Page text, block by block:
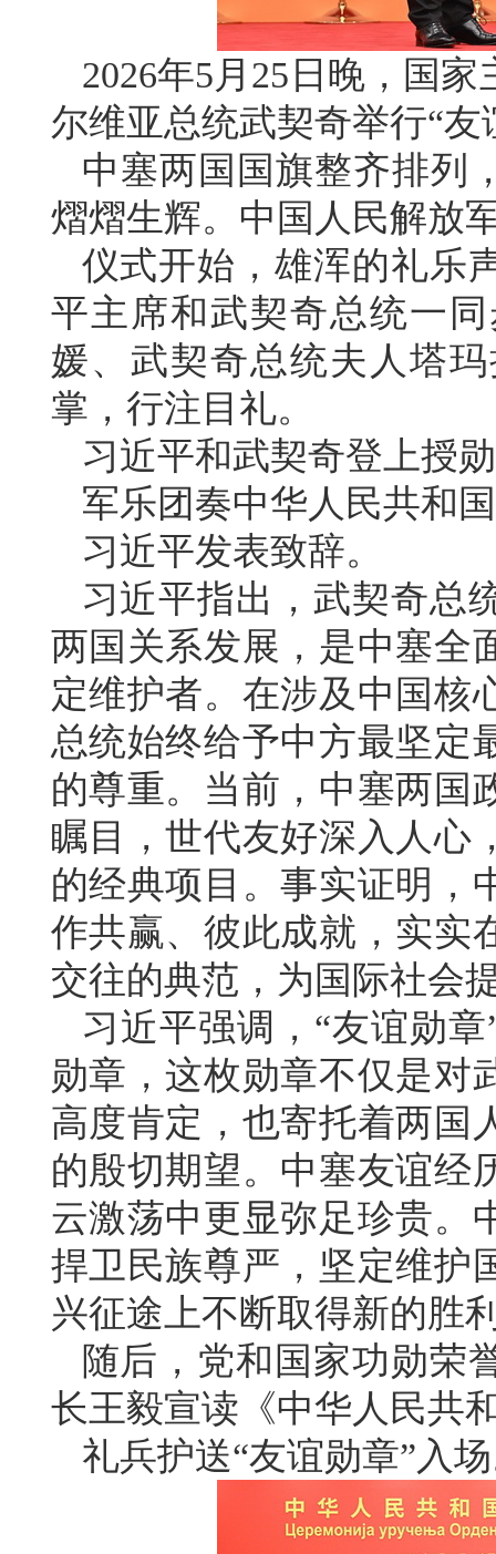
2026年5月25日晚，国
尔维亚总统武契奇举行“
中塞两国国旗整齐排列
熠熠生辉。中国人民解放
仪式开始，雄浑的礼乐
平主席和武契奇总统一
媛、武契奇总统夫人塔
掌，行注目礼。
习近平和武契奇登上授
军乐团奏中华人民共和
习近平发表致辞。
习近平指出，武契奇总
两国关系发展，是中塞全
定维护者。在涉及中国核
总统始终给予中方最坚定
的尊重。当前，中塞两国
瞩目，世代友好深入人心
的经典项目。事实证明，
作共赢、彼此成就，实实
交往的典范，为国际社会
习近平强调，“友谊勋
勋章，这枚勋章不仅是对
高度肯定，也寄托着两国
的殷切期望。中塞友谊经
云激荡中更显弥足珍贵。
捍卫民族尊严，坚定维护
兴征途上不断取得新的胜
随后，党和国家功勋荣
长王毅宣读《中华人民共
礼兵护送“友谊勋章”入